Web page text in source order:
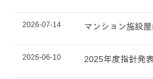
2026-07-14 マンション施設
2026-06-10 2025年度指針発